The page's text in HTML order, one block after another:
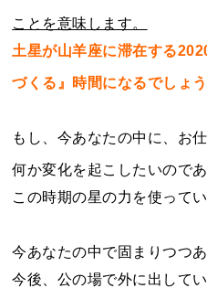
ことを意味します。
土星が山羊座に滞在する
づくる』時間になるでしょう
もし、今あなたの中に、お
何か変化を起こしたいので
この時期の星の力を使って
今あなたの中で固まりつつ
今後、公の場で外に出して